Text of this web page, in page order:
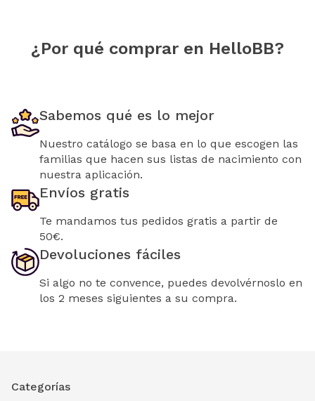
¿Por qué comprar en HelloBB?
Sabemos qué es lo mejor
Nuestro catálogo se basa en lo que escogen las
familias que hacen sus listas de nacimiento con
nuestra aplicación.
Envíos gratis
Te mandamos tus pedidos gratis a partir de
50€.
Devoluciones fáciles
Si algo no te convence, puedes devolvérnoslo en
los 2 meses siguientes a su compra.
Categorías